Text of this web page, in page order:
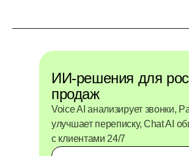
ИИ-решения для
продаж
Voice AI анализирует звонки,
улучшает переписку, Chat AI
с клиентами 24/7